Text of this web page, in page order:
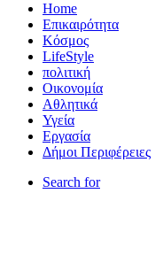
Home
Επικαιρότητα
Κόσμος
LifeStyle
πολιτική
Οικονομία
Αθλητικά
Υγεία
Εργασία
Δήμοι Περιφέρειες
Search for